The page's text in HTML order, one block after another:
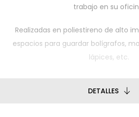
trabajo en su
Realizadas en poliestireno de alto
espacios para guardar bolígrafos,
lápices, etc.
DETALLES